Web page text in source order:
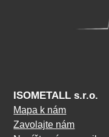
ISOMETALL s.r.o.
Mapa k nám
Zavolajte nám